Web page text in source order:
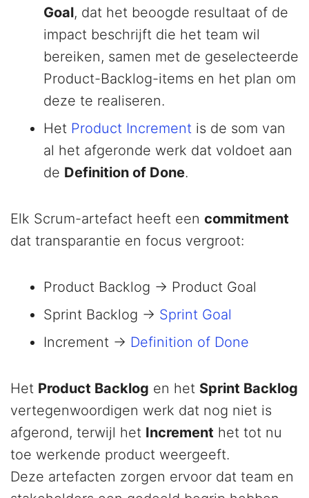
Goal, dat het beoogde resultaat of de
impact beschrijft die het team wil
bereiken, samen met de geselecteerde
Product-Backlog-items en het plan om
deze te realiseren.
Het Product Increment is de som van
al het afgeronde werk dat voldoet aan
de Definition of Done.
Elk Scrum-artefact heeft een commitment
dat transparantie en focus vergroot:
Product Backlog → Product Goal
Sprint Backlog → Sprint Goal
Increment → Definition of Done
Het Product Backlog en het Sprint Backlog
vertegenwoordigen werk dat nog niet is
afgerond, terwijl het Increment het tot nu
toe werkende product weergeeft.
Deze artefacten zorgen ervoor dat team en